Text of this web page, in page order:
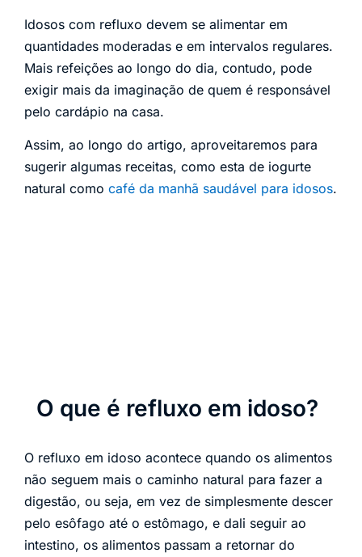
Idosos com refluxo devem se alimentar em
quantidades moderadas e em intervalos regulares.
Mais refeições ao longo do dia, contudo, pode
exigir mais da imaginação de quem é responsável
pelo cardápio na casa.
Assim, ao longo do artigo, aproveitaremos para
sugerir algumas receitas, como esta de iogurte
natural como café da manhã saudável para idosos.
O que é refluxo em idoso?
O refluxo em idoso acontece quando os alimentos
não seguem mais o caminho natural para fazer a
digestão, ou seja, em vez de simplesmente descer
pelo esôfago até o estômago, e dali seguir ao
intestino, os alimentos passam a retornar do